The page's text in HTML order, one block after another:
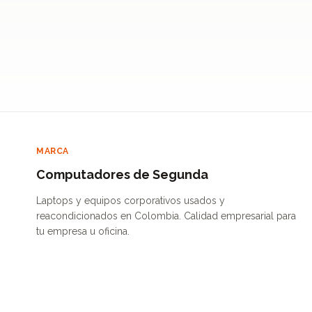
MARCA
Computadores de Segunda
Laptops y equipos corporativos usados y
reacondicionados en Colombia. Calidad empresarial para
tu empresa u oficina.